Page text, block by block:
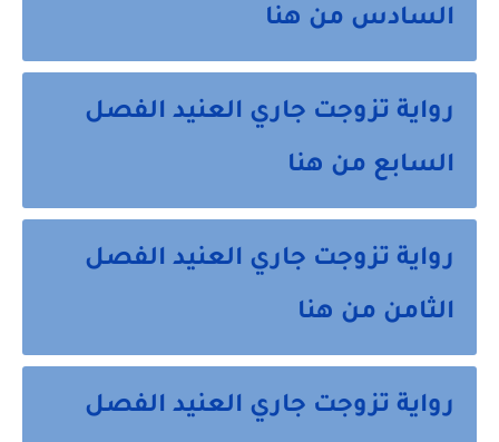
السادس من هنا
رواية تزوجت جاري العنيد الفصل
السابع من هنا
رواية تزوجت جاري العنيد الفصل
الثامن من هنا
رواية تزوجت جاري العنيد الفصل